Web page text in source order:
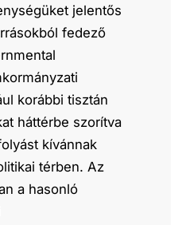
jelentős
fedező
korábbi tisztán
háttérbe szorítva
kívánnak
térben. Az
a hasonló